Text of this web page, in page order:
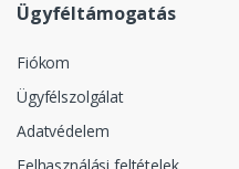
Ügyféltámogatás
Fiókom
Ügyfélszolgálat
Adatvédelem